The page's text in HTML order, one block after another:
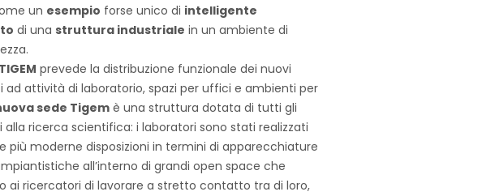
un esempio forse unico di intelligente
di una struttura industriale in un ambiente di
TIGEM prevede la distribuzione funzionale dei nuovi
ad attività di laboratorio, spazi per uffici e ambienti per
sede Tigem è una struttura dotata di tutti gli
alla ricerca scientifica: i laboratori sono stati realizzati
più moderne disposizioni in termini di apparecchiature
all’interno di grandi open space che
ai ricercatori di lavorare a stretto contatto tra di loro,